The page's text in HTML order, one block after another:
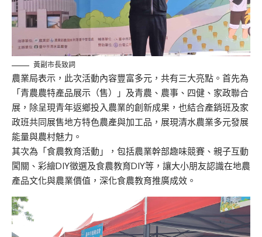
黃副市長致詞
農業局表示，此次活動內容豐富多元，共有三大亮點。首先為
「青農農特產品展示（售）」及青農、農事、四健、家政聯合
展，除呈現青年返鄉投入農業的創新成果，也結合產銷班及家
政班共同展售地方特色農產與加工品，展現清水農業多元發展
能量與農村魅力。
其次為「食農教育活動」，包括農業幹部趣味競賽、親子互動
闖關、彩繪DIY徵選及食農教育DIY等，讓大小朋友認識在地農
產品文化與農業價值，深化食農教育推廣成效。